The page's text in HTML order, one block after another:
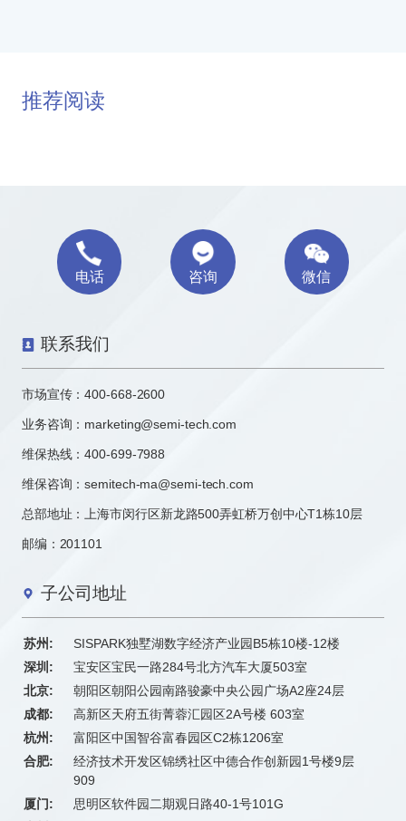
推荐阅读
电话 咨询 微信
联系我们
市场宣传：400-668-2600
业务咨询： marketing@semi-tech.com
维保热线：400-699-7988
维保咨询：semitech-ma@semi-tech.com
总部地址：上海市闵行区新龙路500弄虹桥万创中心T1栋10层
邮编：201101
子公司地址
苏州:
SISPARK独墅湖数字经济产业园B5栋10楼-12楼
深圳:
宝安区宝民一路284号北方汽车大厦503室
北京:
朝阳区朝阳公园南路骏豪中央公园广场A2座24层
成都:
高新区天府五街菁蓉汇园区2A号楼 603室
杭州:
富阳区中国智谷富春园区C2栋1206室
合肥:
经济技术开发区锦绣社区中德合作创新园1号楼9层
909
厦门:
思明区软件园二期观日路40-1号101G